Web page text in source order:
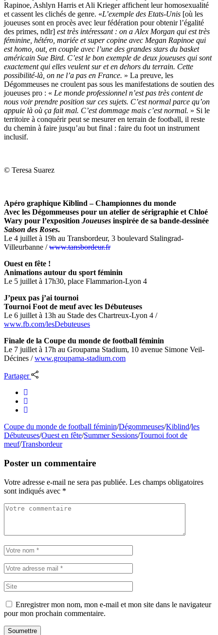
Rapinoe, Ashlyn Harris et Ali Krieger affichent leur homosexualité
et cassent les clichés de genre. «L’exemple des Etats-Unis [où les
joueuses sont en procès avec leur fédération pour obtenir l’égalité
des primes, ndlr] est très intéressant : on a Alex Morgan qui est très
féminine, hétéro, mariée et super copine avec Megan Rapinoe qui
est homo, out, en couple avec l’une des grandes stars du basket
américain Sue Bird. C’est le bon exemple de deux joueuses qui sont
exactement qui elles veulent sur et en dehors du terrain. Cette
possibilité-là, on ne l’a pas en France. » La preuve, les
Dégommeuses ne croulent pas sous les manifestations de soutien des
joueuses pro : « Le monde professionnel n’est pas très content de
nous voir prendre position sur ces sujets. C’est normal parce qu’on
appuie là où ça fait mal. C’est dommage mais c’est normal. » Si le
territoire à conquérir peut se mesurer en terrain de football, il reste
du chemin à faire jusqu’au but final : faire du foot un instrument
inclusif.
© Teresa Suarez
Apéro graphique Kiblind – Championnes du monde
Avec les Dégommeuses pour un atelier de sérigraphie et Chloé
Wary pour l’exposition Joueuses inspirée de sa bande-dessinée
Saison des Roses.
Le 4 juillet à 19h au Transbordeur, 3 boulevard Stalingrad-
Villeurbanne /www.tansbordeur.fr
Ouest en fête !
Animations autour du sport féminin
Le 5 juillet à 17h30, place Flammarion-Lyon 4
J’peux pas j’ai tournoi
Tournoi Foot de meuf avec les Débuteuses
Le 6 juillet à 13h au Stade des Chartreux-Lyon 4 /
www.fb.com/lesDebuteuses
Finale de la Coupe du monde de football féminin
Le 7 juillet à 17h au Groupama Stadium, 10 avenue Simone Veil-
Décines /www.groupama-stadium.com
Partager
Coupe du monde de football féminin/Dégommeuses/Kiblind/les
Débuteuses/Ouest en fête/Summer Sessions/Tournoi foot de
meuf/Transbordeur
Poster un commentaire
Votre adresse e-mail ne sera pas publiée. Les champs obligatoires
sont indiqués avec *
Enregistrer mon nom, mon e-mail et mon site dans le navigateur
pour mon prochain commentaire.
Soumettre